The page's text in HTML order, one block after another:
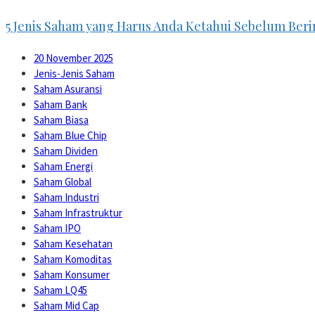
5 Jenis Saham yang Harus Anda Ketahui Sebelum
20 November 2025
Jenis-Jenis Saham
Saham Asuransi
Saham Bank
Saham Biasa
Saham Blue Chip
Saham Dividen
Saham Energi
Saham Global
Saham Industri
Saham Infrastruktur
Saham IPO
Saham Kesehatan
Saham Komoditas
Saham Konsumer
Saham LQ45
Saham Mid Cap